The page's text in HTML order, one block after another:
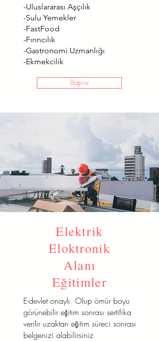
-Uluslararası Aşçılık
-Sulu Yemekler
-FastFood
-Fırıncılık
-Gastronomi Uzmanlığı
-Ekmekcilik
Başvur
Elektrik
Eloktronik
Alanı
Eğitimler
E-devlet onaylı Olup ömür boyu
görünebilir eğitim sonrası sertifika
verilir uzaktan eğitim süreci sonrası
belgenizi alabilirsiniz